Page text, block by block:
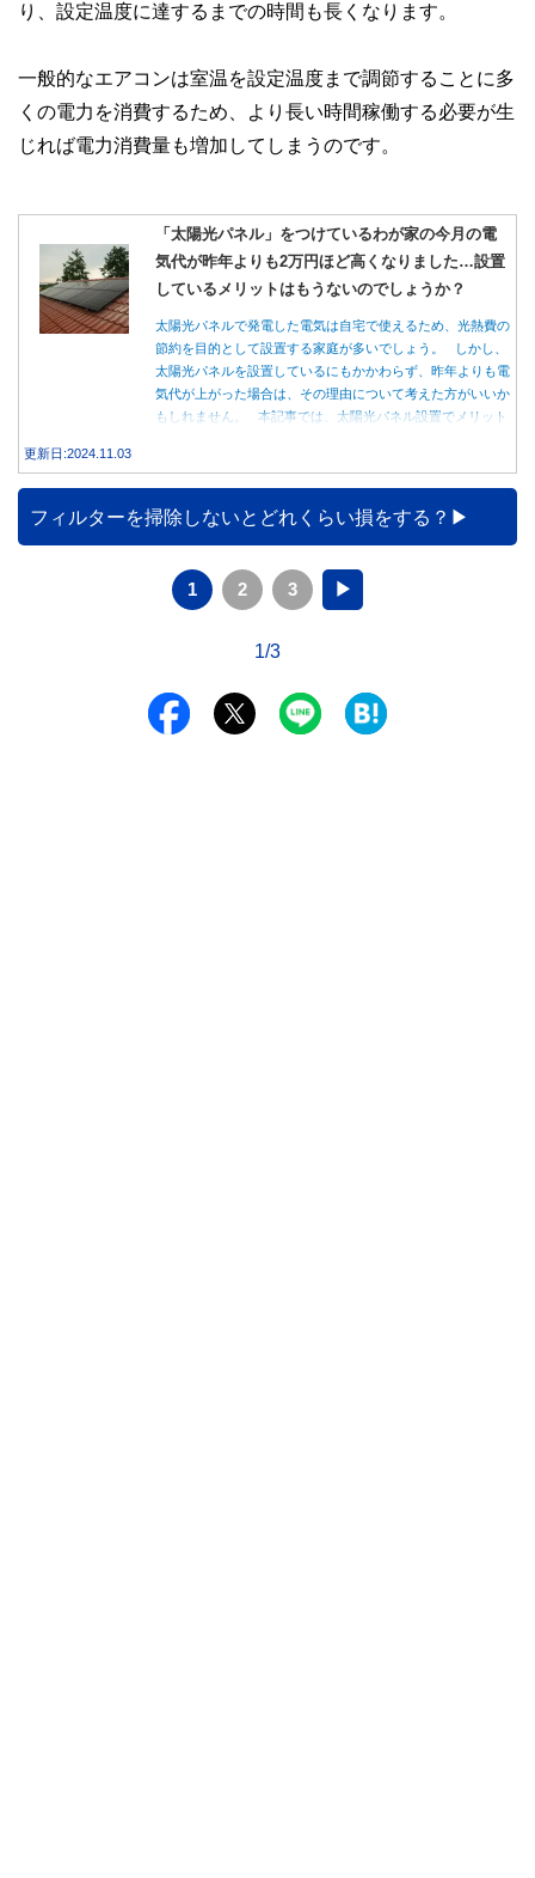
り、設定温度に達するまでの時間も長くなります。
一般的なエアコンは室温を設定温度まで調節することに多
くの電力を消費するため、より長い時間稼働する必要が生
じれば電力消費量も増加してしまうのです。
「太陽光パネル」をつけているわが家の今月の電
気代が昨年よりも2万円ほど高くなりました…設置
しているメリットはもうないのでしょうか？
太陽光パネルで発電した電気は自宅で使えるため、光熱費の
節約を目的として設置する家庭が多いでしょう。 しかし、
太陽光パネルを設置しているにもかかわらず、昨年よりも電
気代が上がった場合は、その理由について考えた方がいいか
もしれません。 本記事では、太陽光パネル設置でメリット
更新日:2024.11.03
フィルターを掃除しないとどれくらい損をする？
1 2 3 ▶
1/3